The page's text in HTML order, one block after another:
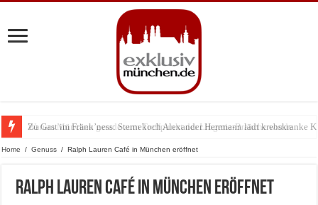
Zu Gast im Fränk’ness: Sternekoch Alexander Herrmann lädt krebskranke
Warum München gerade zum Treffpunkt der Lingerie-Branche wurde
Home / Genuss / Ralph Lauren Café in München eröffnet
Ralph Lauren Café in München eröffnet